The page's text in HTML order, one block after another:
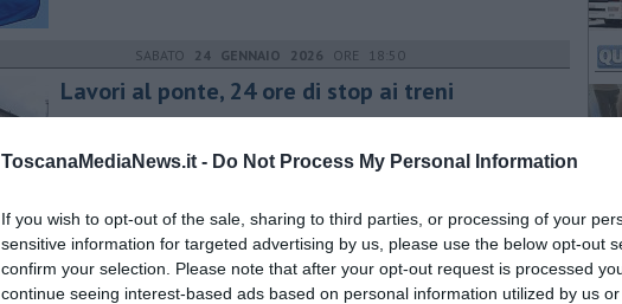
ToscanaMediaNews.it - Do Not Process My Personal Information
If you wish to opt-out of the sale, sharing to third parties, or processing of your
sensitive information for targeted advertising by us, please use the below opt-out
confirm your selection. Please note that after your opt-out request is processed
continue seeing interest-based ads based on personal information utilized by us
SABATO 24 GENNAIO 2026 ORE 18:50
Lavori al ponte, 24 ore di stop ai treni
MARTEDÌ17 FEBBRAIO 2015ORE 11:00
​Gli splendori dei Medici al Quirinale